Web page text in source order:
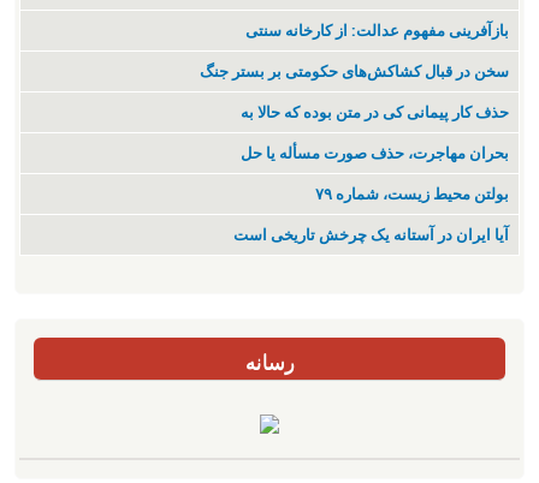
بازآفرینی مفهوم عدالت: از کارخانه سنتی
سخن در قبال کشاکش‌های حکومتی بر بستر جنگ
حذف کار پیمانی کی در متن بودە کە حالا بە
بحران مهاجرت‌، حذف صورت مسأله یا حل
بولتن محیط زیست، شماره ۷۹
آیا ایران در آستانه یک چرخش تاریخی است
رسانه